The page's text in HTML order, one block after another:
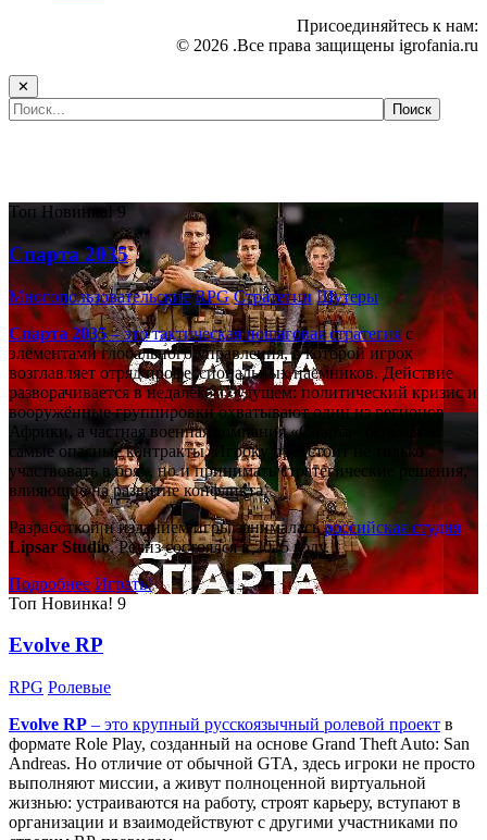
Присоединяйтесь к нам:
© 2026 .Все права защищены igrofania.ru
✕
Топ Новинка! 9
Спарта 2035
Многопользовательские RPG Стратегии Шутеры
Спарта 2035– это тактическаяпошаговая стратегияс
элементами глобального управления, в которой игрок
возглавляет отряд профессиональных наёмников. Действие
разворачивается в недалёком будущем: политический кризис и
вооружённые группировки охватывают один из регионов
Африки, а частная военная компания «Спарта» берётся за
самые опасные контракты. Игроку предстоит не только
участвовать в боях, но и принимать стратегические решения,
влияющие на развитие конфликта.
Разработкой и изданием игры занималасьроссийская студия
Lipsar Studio. Релиз состоялся в 2025 году.
Подробнее Играть!
Топ Новинка! 9
Evolve RP
RPG Ролевые
Evolve RP – это крупный русскоязычный ролевой проект в
формате Role Play, созданный на основе Grand Theft Auto: San
Andreas. Но отличие от обычной GTA, здесь игроки не просто
выполняют миссии, а живут полноценной виртуальной
жизнью: устраиваются на работу, строят карьеру, вступают в
организации и взаимодействуют с другими участниками по